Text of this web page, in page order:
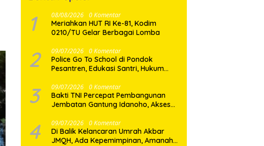
1 08/08/2026 0 Komentar
Meriahkan HUT RI Ke-81, Kodim
0210/TU Gelar Berbagai Lomba
2 09/07/2026 0 Komentar
Police Go To School di Pondok
Pesantren, Edukasi Santri, Hukum
Muda
3 09/07/2026 0 Komentar
Bakti TNI Percepat Pembangunan
Jembatan Gantung Idanoho, Akses
Pulih
4 09/07/2026 0 Komentar
Di Balik Kelancaran Umrah Akbar
JMQH, Ada Kepemimpinan, Amanah,